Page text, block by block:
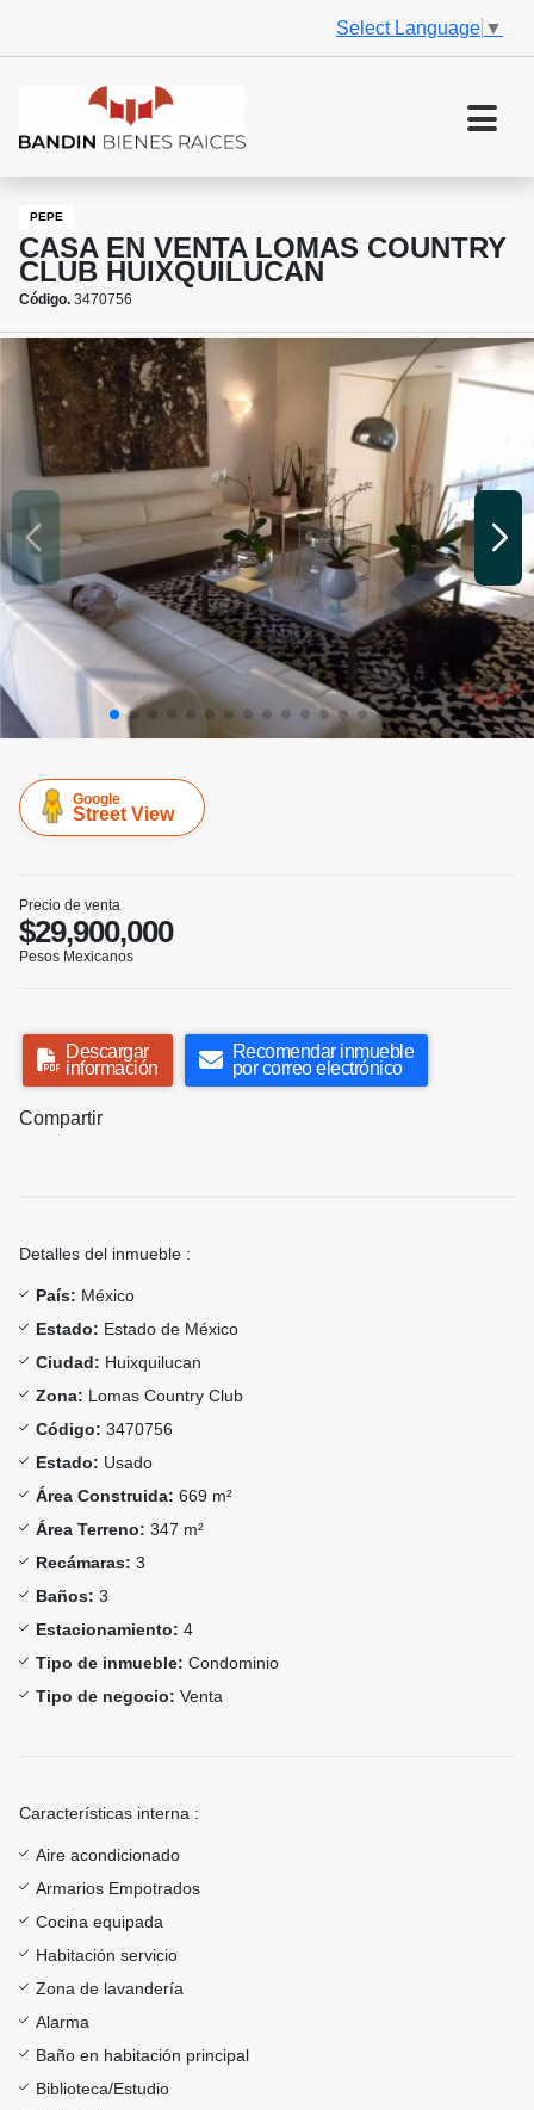
Select Language ▼
PEPE
CASA EN VENTA LOMAS COUNTRY
CLUB HUIXQUILUCAN
Código. 3470756
Google
Street View
Precio de venta
$29,900,000
Pesos Mexicanos
Descargar
información
Recomendar inmueble
por correo electrónico
Compartir
Detalles del inmueble :
País: México
Estado: Estado de México
Ciudad: Huixquilucan
Zona: Lomas Country Club
Código: 3470756
Estado: Usado
Área Construida: 669 m²
Área Terreno: 347 m²
Recámaras: 3
Baños: 3
Estacionamiento: 4
Tipo de inmueble: Condominio
Tipo de negocio: Venta
Características interna :
Aire acondicionado
Armarios Empotrados
Cocina equipada
Habitación servicio
Zona de lavandería
Alarma
Baño en habitación principal
Biblioteca/Estudio